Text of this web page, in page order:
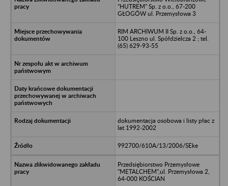
"HUTREM" Sp. z o.o., 67-200
GŁOGÓW ul. Przemysłowa 3
RIM ARCHIWUM II Sp. z o.o., 64-
100 Leszno ul. Spółdzielcza 2 ; tel.
(65) 629-93-55
dokumentacja osobowa i listy płac z
lat 1992-2002
992700/610A/13/2006/SEke
Przedsiębiorstwo Przemysłowe
"METALCHEM",ul. Przemysłowa 2,
64-000 KOŚCIAN